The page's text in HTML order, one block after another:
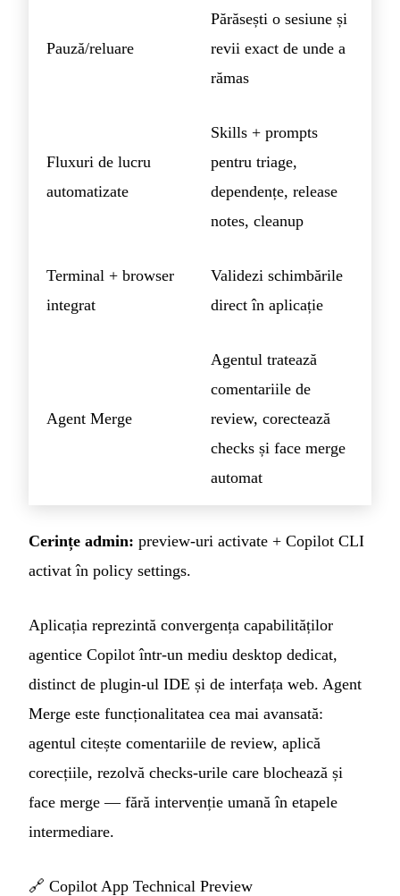
Pauză/reluare
Părăsești o sesiune și
revii exact de unde a
rămas
Fluxuri de lucru
automatizate
Skills + prompts
pentru triage,
dependențe, release
notes, cleanup
Terminal + browser
integrat
Validezi schimbările
direct în aplicație
Agent Merge
Agentul tratează
comentariile de
review, corectează
checks și face merge
automat
Cerințe admin: preview-uri activate + Copilot CLI
activat în policy settings.
Aplicația reprezintă convergența capabilităților
agentice Copilot într-un mediu desktop dedicat,
distinct de plugin-ul IDE și de interfața web. Agent
Merge este funcționalitatea cea mai avansată:
agentul citește comentariile de review, aplică
corecțiile, rezolvă checks-urile care blochează și
face merge — fără intervenție umană în etapele
intermediare.
🔗 Copilot App Technical Preview